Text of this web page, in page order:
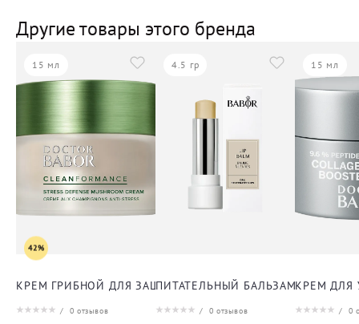
Другие товары этого бренда
15 мл
42%
КРЕМ ГРИБНОЙ ДЛЯ ЗАЩИТЫ ОТ СТРЕССА ДЛЯ ЛИЦА
/ 0 отзывов
4.5 гр
ПИТАТЕЛЬНЫЙ БАЛЬЗАМ ДЛЯ ГУБ
/ 0 отзывов
15 мл
КРЕМ ДЛЯ
/ 0